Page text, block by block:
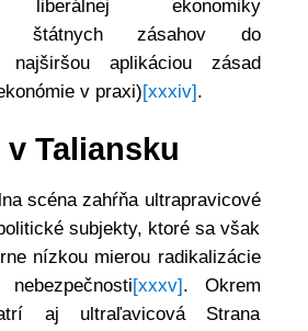
liberálnej ekonomiky
štátnych zásahov do
najširšou aplikáciou zásad
v praxi)[xxxiv].
Taliansku
scéna zahŕňa ultrapravicové
subjekty, ktoré sa však
nízkou mierou radikalizácie
[xxxv]. Okrem
aj ultraľavicová Strana